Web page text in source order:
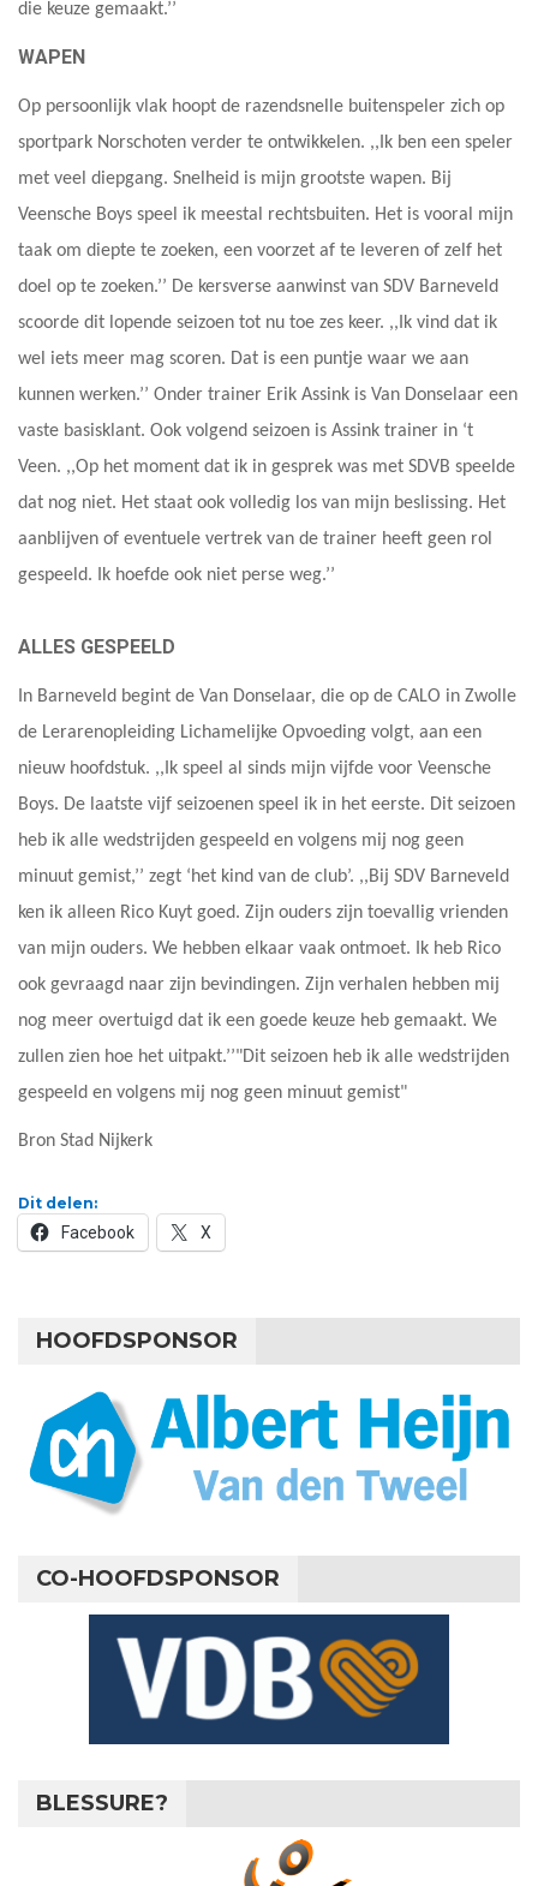
die keuze gemaakt.’’
WAPEN
Op persoonlijk vlak hoopt de razendsnelle buitenspeler zich op
sportpark Norschoten verder te ontwikkelen. ,,Ik ben een speler
met veel diepgang. Snelheid is mijn grootste wapen. Bij
Veensche Boys speel ik meestal rechtsbuiten. Het is vooral mijn
taak om diepte te zoeken, een voorzet af te leveren of zelf het
doel op te zoeken.’’ De kersverse aanwinst van SDV Barneveld
scoorde dit lopende seizoen tot nu toe zes keer. ,,Ik vind dat ik
wel iets meer mag scoren. Dat is een puntje waar we aan
kunnen werken.’’ Onder trainer Erik Assink is Van Donselaar een
vaste basisklant. Ook volgend seizoen is Assink trainer in ‘t
Veen. ,,Op het moment dat ik in gesprek was met SDVB speelde
dat nog niet. Het staat ook volledig los van mijn beslissing. Het
aanblijven of eventuele vertrek van de trainer heeft geen rol
gespeeld. Ik hoefde ook niet perse weg.’’
ALLES GESPEELD
In Barneveld begint de Van Donselaar, die op de CALO in Zwolle
de Lerarenopleiding Lichamelijke Opvoeding volgt, aan een
nieuw hoofdstuk. ,,Ik speel al sinds mijn vijfde voor Veensche
Boys. De laatste vijf seizoenen speel ik in het eerste. Dit seizoen
heb ik alle wedstrijden gespeeld en volgens mij nog geen
minuut gemist,’’ zegt ‘het kind van de club’. ,,Bij SDV Barneveld
ken ik alleen Rico Kuyt goed. Zijn ouders zijn toevallig vrienden
van mijn ouders. We hebben elkaar vaak ontmoet. Ik heb Rico
ook gevraagd naar zijn bevindingen. Zijn verhalen hebben mij
nog meer overtuigd dat ik een goede keuze heb gemaakt. We
zullen zien hoe het uitpakt.’’ Dit seizoen heb ik alle wedstrijden
gespeeld en volgens mij nog geen minuut gemist
Bron Stad Nijkerk
Dit delen:
Facebook X
HOOFDSPONSOR
CO-HOOFDSPONSOR
BLESSURE?